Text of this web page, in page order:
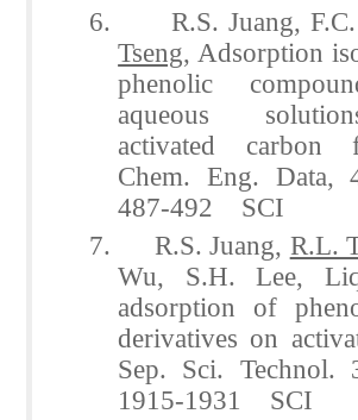
6. R.S. Juang, F.C.
Tseng, Adsorption
phenolic
aqueous
activated carbon
Chem. Eng. Data,
487-492 SCI
7. R.S. Juang, R.L.
Wu, S.H. Lee,
adsorption of
derivatives on
Sep. Sci. Technol.
1915-1931 SCI